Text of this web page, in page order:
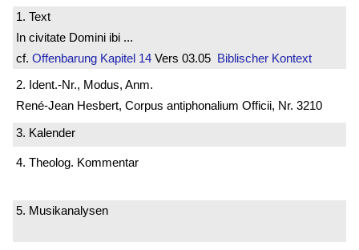
1. Text
In civitate Domini ibi ...
cf. Offenbarung Kapitel 14 Vers 03.05 Biblischer Kontext
2. Ident.-Nr., Modus, Anm.
René-Jean Hesbert, Corpus antiphonalium Officii, Nr. 3210
3. Kalender
4. Theolog. Kommentar
5. Musikanalysen